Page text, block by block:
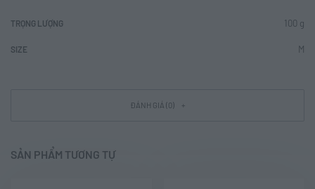
TRỌNG LƯỢNG 100 g
SIZE M
ĐÁNH GIÁ (0)
SẢN PHẨM TƯƠNG TỰ